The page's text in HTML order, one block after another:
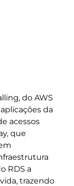
do AWS
da
acessos
que
RDS a
trazendo